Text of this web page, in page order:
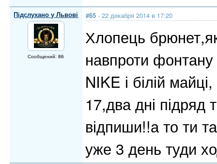
Підслухано у Львові
Сообщений: 86
#65 - 22 декабря 2014 в 17:20
Хлопець
навпроти фонтану
NIKE і білій
17,два дні
відпиши!!а то ти
уже 3 день туди